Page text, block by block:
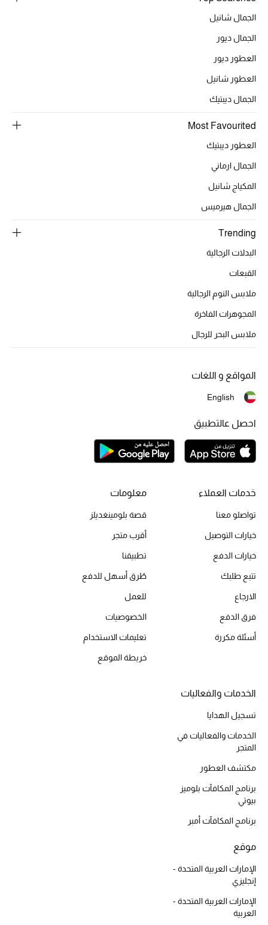
أحذية للأطفال
أبرز المصممين
تسوقوا الأحذية
جميع مستحضرات الجمال
الأكثر مبيعاً
العطور
المكياج
العناية بالبشرة
مستحضرات العناية
العناية بالشعر
الصحة والعافية
هدايا
تسوقوا أحدث الماركات
عرض جميع المنتجات
خصومات
الهدايا
الموسم الجديد
ما وصلنا حديثاً
الجمال شانيل
الجمال ديور
العطور ديور
العطور شانيل
الجمال ديبتيك
Most Favourited
العطور ديبتيك
الجمال ارماني
المكياج شانيل
الجمال هيرميس
Trending
البدلات الرجالية
القبعات
ملابس النوم الرجالية
المجوهرات الفاخرة
ملابس البحر للرجال
خدمات العملاء
تواصلو معنا
خيارات التوصيل
خيارات الدفع
تتبع طلبك
الارجاع
فرق الدفع
أسئلة مكررة
معلومات
قصة بلومينغديلز
أقرب متجر
تطبيقنا
طُرق أسهل للدفع
للعمل
الخصوصيات
تعليمات الاستخدام
خريطة الموقع
الخدمات والفعاليات
تسجيل الهدايا
الخدمات والفعاليات في
المتجر
مكتشف العطور
برنامج المكافآت بلوميز
بيوتي
برنامج المكافآت أمبر
موقع
الإمارات العربية المتحدة -
إنجليزي
الإمارات العربية المتحدة -
العربية
المواقع و اللغات
English
احصل عالتطبيق